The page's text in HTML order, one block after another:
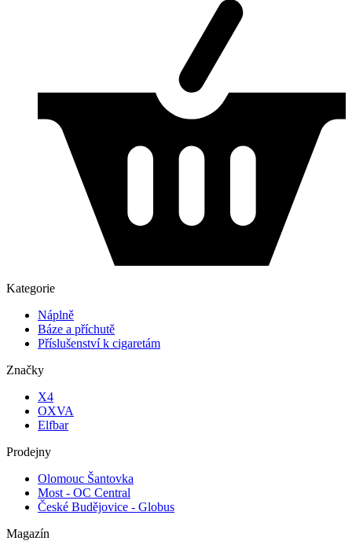
Kategorie
Náplně
Báze a příchutě
Příslušenství k cigaretám
Značky
X4
OXVA
Elfbar
Prodejny
Olomouc Šantovka
Most - OC Central
České Budějovice - Globus
Magazín